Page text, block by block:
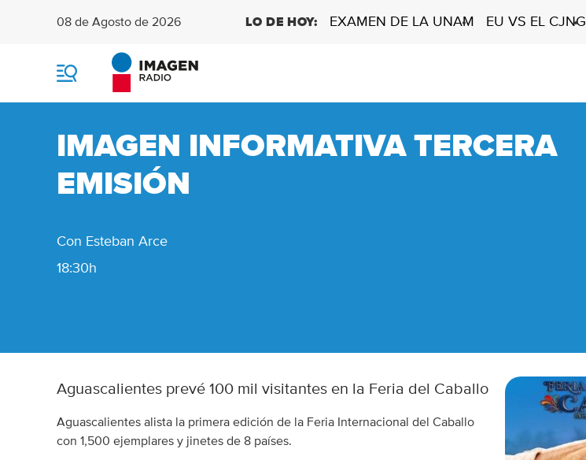
08 de Agosto de 2026 LO DE HOY: EXAMEN DE LA UNAM EU VS EL CJNG
e
IMAGEN INFORMATIVA TERCERA
EMISIÓN
Con Esteban Arce
18:30h
Aguascalientes prevé 100 mil visitantes en la Feria del Caballo
Aguascalientes alista la primera edición de la Feria Internacional del Caballo
con 1,500 ejemplares y jinetes de 8 países.